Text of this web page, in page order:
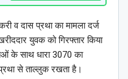
व दास प्रथा का मामला दर्ज
युवक को गिरफ्तार किया
के साथ धारा 3070 का
से ताल्लुक रखता है।